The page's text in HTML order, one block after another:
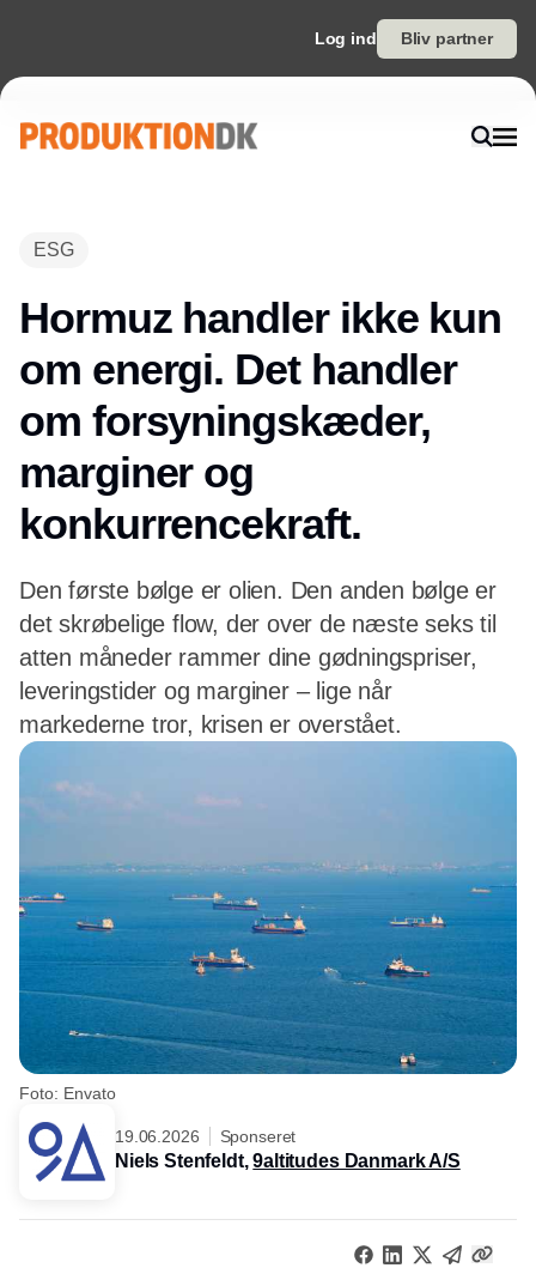
Log ind Bliv partner
ESG
Hormuz handler ikke kun
om energi. Det handler
om forsyningskæder,
marginer og
konkurrencekraft.
Den første bølge er olien. Den anden bølge er
det skrøbelige flow, der over de næste seks til
atten måneder rammer dine gødningspriser,
leveringstider og marginer – lige når
markederne tror, krisen er overstået.
Foto: Envato
19.06.2026 Sponseret
Niels Stenfeldt,9altitudes Danmark A/S